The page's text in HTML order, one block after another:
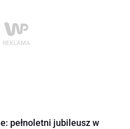
pełnoletni jubileusz w